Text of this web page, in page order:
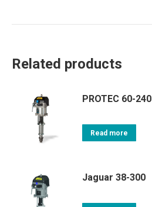
Related products
PROTEC 60-240
Read more
Jaguar 38-300